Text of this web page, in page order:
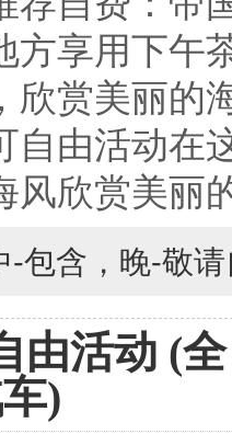
方享用下午
欣赏美丽的
自由活动在
风欣赏美丽
-包含，晚-敬
由活动 (
)